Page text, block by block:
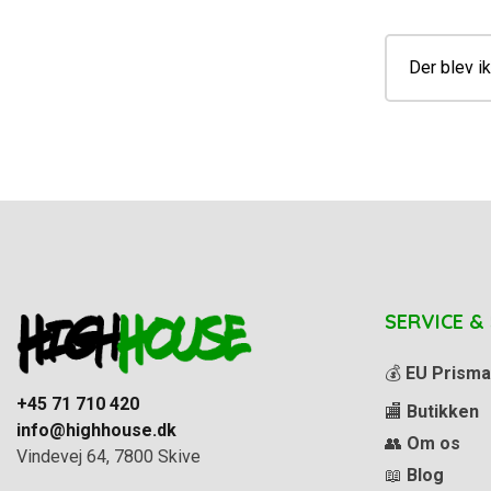
Der blev
+45 71 710 420
info@highhouse.dk
Vindevej 64, 7800 Skive
SERVICE
💰 EU
🏬 Butikken
👥 Om os
📖 Blog